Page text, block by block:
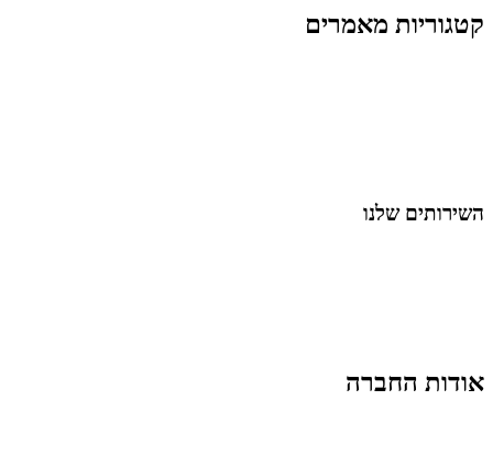
קטגוריות מאמרים
השירותים שלנו
אודות החברה